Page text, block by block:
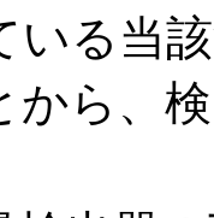
いる当
から、